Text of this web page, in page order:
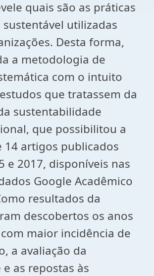
quais são as práticas
sustentável utilizadas
Desta forma,
a metodologia de
com o intuito
que tratassem da
sustentabilidade
que possibilitou a
14 artigos publicados
e 2017, disponíveis nas
Google Acadêmico
resultados da
descobertos os anos
maior incidência de
a avaliação da
as repostas às